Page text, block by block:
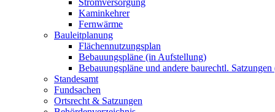
Stromversorgung
Kaminkehrer
Fernwärme
Bauleitplanung
Flächennutzungsplan
Bebauungspläne (in Aufstellung)
Bebauungspläne und andere baurechtl.
Standesamt
Fundsachen
Ortsrecht & Satzungen